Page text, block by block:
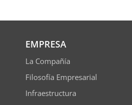
EMPRESA
La Compañía
Filosofía Empresarial
Infraestructura